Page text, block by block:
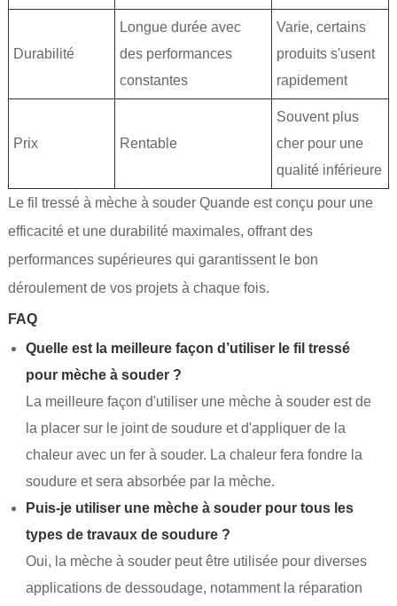
Durabilité
Longue durée avec
des performances
constantes
Varie, certains
produits s'usent
rapidement
Prix Rentable
Souvent plus
cher pour une
qualité inférieure
Le fil tressé à mèche à souder Quande est conçu pour une
efficacité et une durabilité maximales, offrant des
performances supérieures qui garantissent le bon
déroulement de vos projets à chaque fois.
FAQ
Quelle est la meilleure façon d’utiliser le fil tressé
pour mèche à souder ?
La meilleure façon d'utiliser une mèche à souder est de
la placer sur le joint de soudure et d'appliquer de la
chaleur avec un fer à souder. La chaleur fera fondre la
soudure et sera absorbée par la mèche.
Puis-je utiliser une mèche à souder pour tous les
types de travaux de soudure ?
Oui, la mèche à souder peut être utilisée pour diverses
applications de dessoudage, notamment la réparation